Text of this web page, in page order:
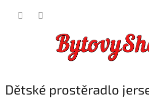
Dětské prostěradlo